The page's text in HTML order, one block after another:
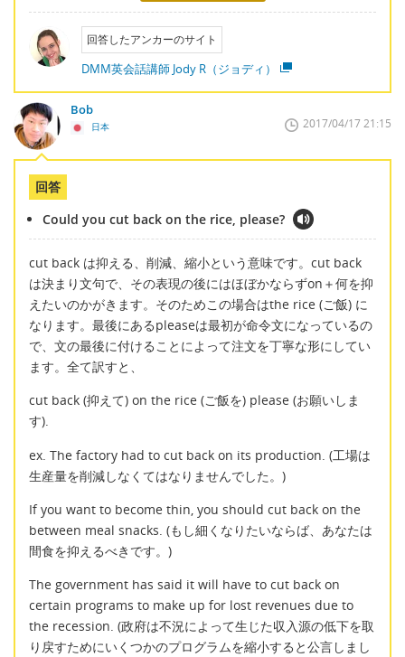
回答したアンカーのサイト
DMM英会話講師 Jody R（ジョディ）
Bob
日本 2017/04/17 21:15
回答
Could you cut back on the rice, please?
cut back は抑える、削減、縮小という意味です。cut back
は決まり文句で、その表現の後にはほぼかならずon＋何を抑
えたいのかがきます。そのためこの場合はthe rice (ご飯) に
なります。最後にあるpleaseは最初が命令文になっているの
で、文の最後に付けることによって注文を丁寧な形にしてい
ます。全て訳すと、
cut back (抑えて) on the rice (ご飯を) please (お願いしま
す).
ex. The factory had to cut back on its production. (工場は
生産量を削減しなくてはなりませんでした。)
If you want to become thin, you should cut back on the
between meal snacks. (もし細くなりたいならば、あなたは
間食を抑えるべきです。)
The government has said it will have to cut back on
certain programs to make up for lost revenues due to
the recession. (政府は不況によって生じた収入源の低下を取
り戻すためにいくつかのプログラムを縮小すると公言しまし